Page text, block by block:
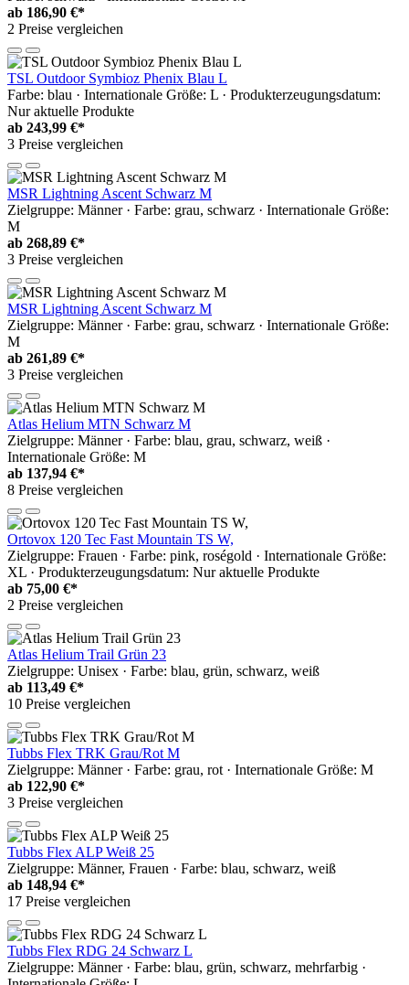
ab 186,90 €*
2 Preise vergleichen
TSL Outdoor Symbioz Phenix Blau L
Farbe: blau · Internationale Größe: L · Produkterzeugungsdatum:
Nur aktuelle Produkte
ab 243,99 €*
3 Preise vergleichen
MSR Lightning Ascent Schwarz M
Zielgruppe: Männer · Farbe: grau, schwarz · Internationale Größe:
M
ab 268,89 €*
3 Preise vergleichen
MSR Lightning Ascent Schwarz M
Zielgruppe: Männer · Farbe: grau, schwarz · Internationale Größe:
M
ab 261,89 €*
3 Preise vergleichen
Atlas Helium MTN Schwarz M
Zielgruppe: Männer · Farbe: blau, grau, schwarz, weiß ·
Internationale Größe: M
ab 137,94 €*
8 Preise vergleichen
Ortovox 120 Tec Fast Mountain TS W,
Zielgruppe: Frauen · Farbe: pink, roségold · Internationale Größe:
XL · Produkterzeugungsdatum: Nur aktuelle Produkte
ab 75,00 €*
2 Preise vergleichen
Atlas Helium Trail Grün 23
Zielgruppe: Unisex · Farbe: blau, grün, schwarz, weiß
ab 113,49 €*
10 Preise vergleichen
Tubbs Flex TRK Grau/Rot M
Zielgruppe: Männer · Farbe: grau, rot · Internationale Größe: M
ab 122,90 €*
3 Preise vergleichen
Tubbs Flex ALP Weiß 25
Zielgruppe: Männer, Frauen · Farbe: blau, schwarz, weiß
ab 148,94 €*
17 Preise vergleichen
Tubbs Flex RDG 24 Schwarz L
Zielgruppe: Männer · Farbe: blau, grün, schwarz, mehrfarbig ·